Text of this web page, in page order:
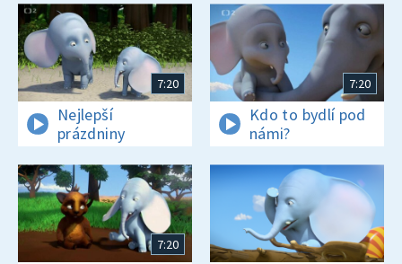
7:20
Nejlepší
prázdniny
7:20
Kdo to bydlí pod
námi?
7:20